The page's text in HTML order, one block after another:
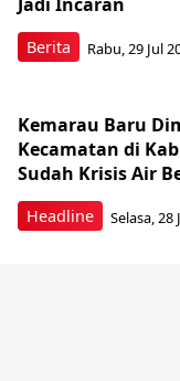
Berita Rabu, 29 Jul
Headline
Kemarau Baru
Kecamatan di
Sudah Krisis Air
Selasa, 28